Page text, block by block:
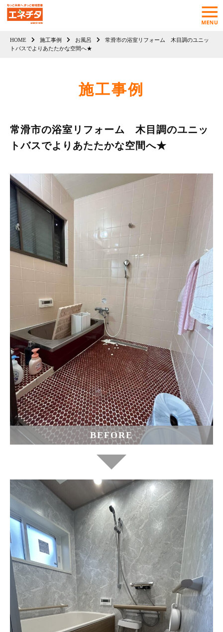
HOME 施工事例 お風呂
常滑市の浴室リフォーム 木目調のユニッ
トバスでよりあたたかな空間へ★
施工事例
常滑市の浴室リフォーム 木目調のユニッ
トバスでよりあたたかな空間へ★
BEFORE